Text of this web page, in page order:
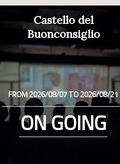
Castello del
Buonconsiglio
FROM 2026/08/07 TO 2026/08/21
ON GOING